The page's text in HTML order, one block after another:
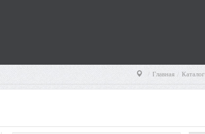
Главная Каталог